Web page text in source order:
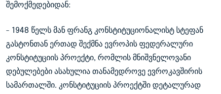
შემოქმედებიდან:
- 1948 წელს მან ფრანგ კონსტიტუციონალისტ სტეფან
გასტონთან ერთად შექმნა ევროპის ფედერალური
კონსტიტუციის პროექტი, რომლის მნიშვნელოვანი
დებულებები ასახულია თანამედროვე ევროკავშირის
სამართალში. კონსტიტუციის პროექტში დეტალურად